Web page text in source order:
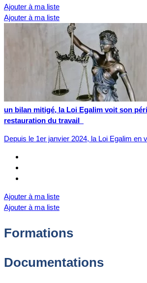
Ajouter à ma liste
Ajouter à ma liste
un bilan mitigé, la Loi Egalim voit son
restauration du travail
Depuis le 1er janvier 2024, la Loi Egalim en
Ajouter à ma liste
Ajouter à ma liste
Formations
Documentations